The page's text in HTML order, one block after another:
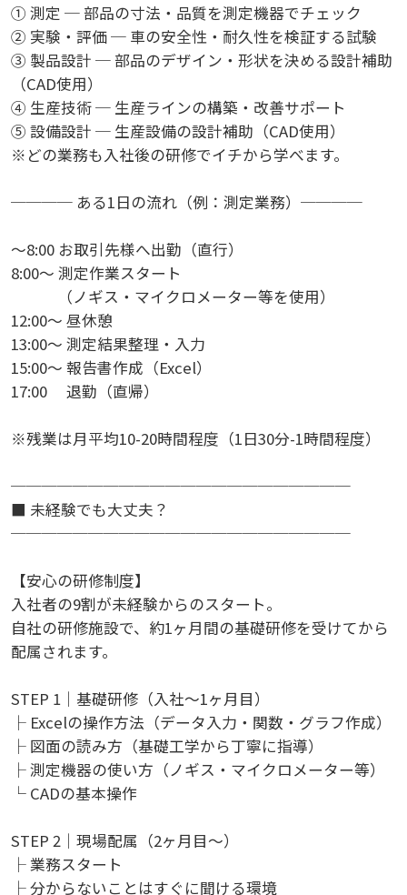
① 測定 ─ 部品の寸法・品質を測定機器でチェック
② 実験・評価 ─ 車の安全性・耐久性を検証する試験
③ 製品設計 ─ 部品のデザイン・形状を決める設計補助
（CAD使用）
④ 生産技術 ─ 生産ラインの構築・改善サポート
⑤ 設備設計 ─ 生産設備の設計補助（CAD使用）
※どの業務も入社後の研修でイチから学べます。
──── ある1日の流れ（例：測定業務）────
～8:00 お取引先様へ出勤（直行）
8:00～ 測定作業スタート
（ノギス・マイクロメーター等を使用）
12:00～ 昼休憩
13:00～ 測定結果整理・入力
15:00～ 報告書作成（Excel）
17:00 退勤（直帰）
※残業は月平均10-20時間程度（1日30分-1時間程度）
──────────────────────
■ 未経験でも大丈夫？
──────────────────────
【安心の研修制度】
入社者の9割が未経験からのスタート。
自社の研修施設で、約1ヶ月間の基礎研修を受けてから
配属されます。
STEP 1｜基礎研修（入社～1ヶ月目）
├ Excelの操作方法（データ入力・関数・グラフ作成）
├ 図面の読み方（基礎工学から丁寧に指導）
├ 測定機器の使い方（ノギス・マイクロメーター等）
└ CADの基本操作
STEP 2｜現場配属（2ヶ月目～）
├ 業務スタート
├ 分からないことはすぐに聞ける環境